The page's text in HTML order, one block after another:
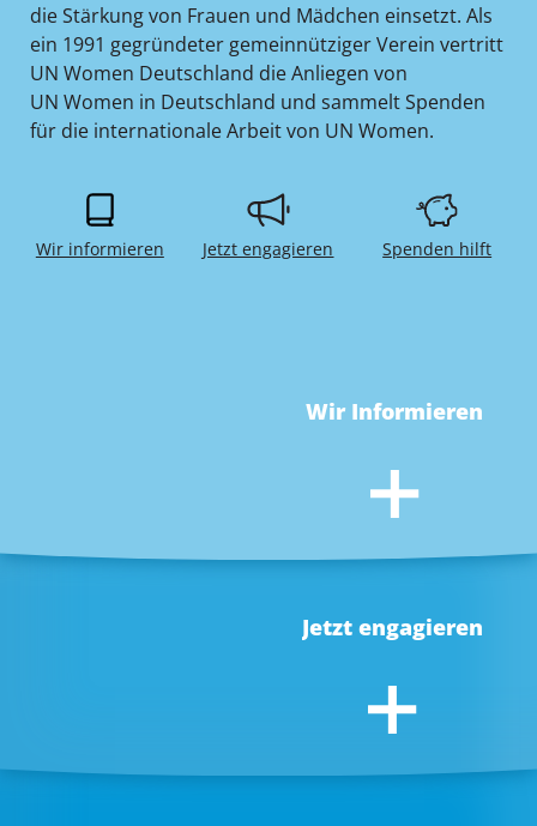
die Stärkung von Frauen und Mädchen einsetzt. Als
ein 1991 gegründeter gemeinnütziger Verein vertritt
UN Women Deutschland die Anliegen von
UN Women in Deutschland und sammelt Spenden
für die internationale Arbeit von UN Women.
Wir informieren Jetzt engagieren Spenden hilft
meistern, wenn alle Menschen ihr Potential
Kernthemen UN Women HeForShe
Wir Informieren
Jetzt engagieren